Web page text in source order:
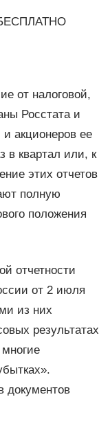
от налоговой,
Росстата и
акционеров ее
в квартал или, к
этих отчетов
полную
положения
отчетности
от 2 июля
из них
результатах
документов